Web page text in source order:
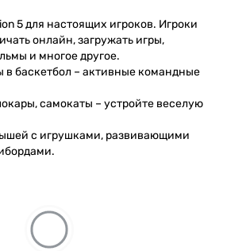
5 для настоящих игроков. Игроки
онлайн, загружать игры,
и многое другое.
в баскетбол – активные командные
самокаты – устройте веселую
с игрушками, развивающими